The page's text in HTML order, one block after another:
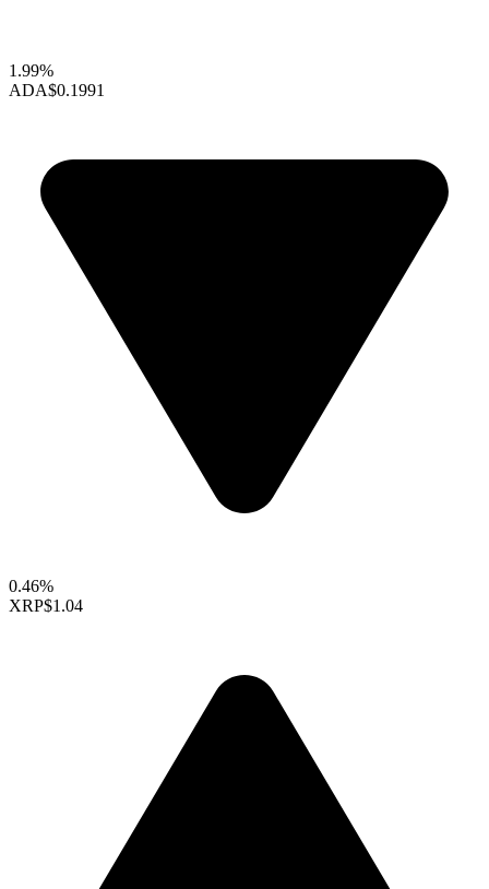
1.99%
ADA$0.1991
0.46%
XRP$1.04